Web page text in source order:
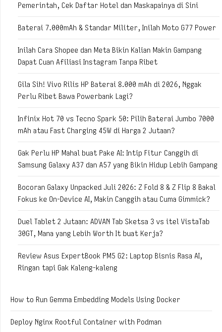
Pemerintah, Cek Daftar Hotel dan Maskapainya di Sini
Baterai 7.000mAh & Standar Militer, Inilah Moto G77 Power
Inilah Cara Shopee dan Meta Bikin Kalian Makin Gampang
Dapat Cuan Afiliasi Instagram Tanpa Ribet
Gila Sih! Vivo Rilis HP Baterai 8.000 mAh di 2026, Nggak
Perlu Ribet Bawa Powerbank Lagi?
Infinix Hot 70 vs Tecno Spark 50: Pilih Baterai Jumbo 7000
mAh atau Fast Charging 45W di Harga 2 Jutaan?
Gak Perlu HP Mahal buat Pake AI: Intip Fitur Canggih di
Samsung Galaxy A37 dan A57 yang Bikin Hidup Lebih Gampang
Bocoran Galaxy Unpacked Juli 2026: Z Fold 8 & Z Flip 8 Bakal
Fokus ke On-Device AI, Makin Canggih atau Cuma Gimmick?
Duel Tablet 2 Jutaan: ADVAN Tab Sketsa 3 vs itel VistaTab
30GT, Mana yang Lebih Worth It buat Kerja?
Review Asus ExpertBook PM5 G2: Laptop Bisnis Rasa AI,
Ringan tapi Gak Kaleng-kaleng
How to Run Gemma Embedding Models Using Docker
Deploy Nginx Rootful Container with Podman